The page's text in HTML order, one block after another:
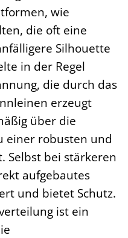
wie
die oft eine
Silhouette
in der Regel
die durch das
erzeugt
über die
einer robusten und
Selbst bei stärkeren
aufgebautes
und bietet Schutz.
ist ein